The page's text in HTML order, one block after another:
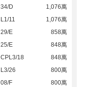
34/D
1,076萬
L1/11
1,076萬
29/E
858萬
25/E
848萬
CPL3/18
848萬
L3/26
800萬
08/F
800萬